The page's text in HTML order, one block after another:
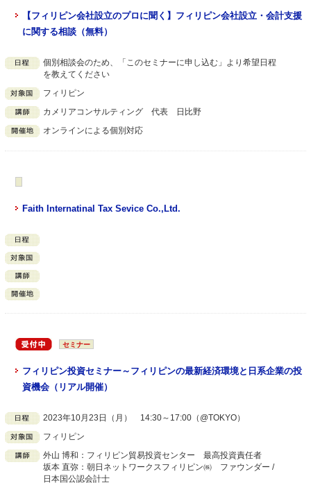
【フィリピン会社設立のプロに聞く】フィリピン会社設立・会計支援
に関する相談（無料）
個別相談会のため、「このセミナーに申し込む」より希望日程
を教えてください
フィリピン
カメリアコンサルティング 代表 日比野
オンラインによる個別対応
Faith Internatinal Tax Sevice Co.,Ltd.
セミナー
フィリピン投資セミナー～フィリピンの最新経済環境と日系企業の投
資機会（リアル開催）
2023年10月23日（月） 14:30～17:00（@TOKYO）
フィリピン
外山 博和：フィリピン貿易投資センター 最高投資責任者
坂本 直弥：朝日ネットワークスフィリピン㈱ ファウンダー /
日本国公認会計士